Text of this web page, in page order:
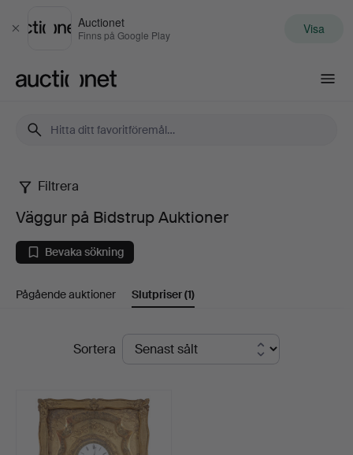
Stäng
Auctionet
Finns på Google Play Visa
Väggur
på
Bidstrup
Auktioner
Filtrera
Väggur på Bidstrup Auktioner
Bevaka sökning
Pågående auktioner Slutpriser(1)
SlutpriserSortera